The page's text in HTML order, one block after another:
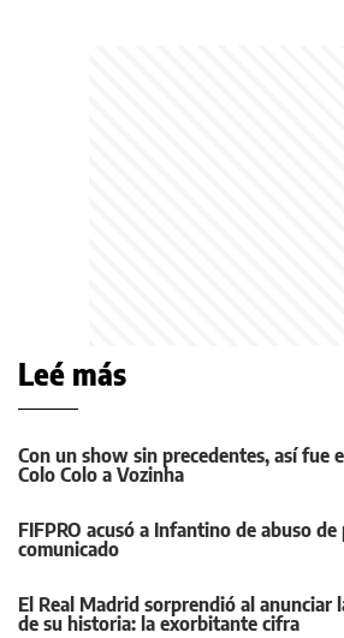
Leé más
Con un show sin precedentes, así fue
Colo Colo a Vozinha
FIFPRO acusó a Infantino de abuso
comunicado
El Real Madrid sorprendió al anunciar
de su historia: la exorbitante cifra